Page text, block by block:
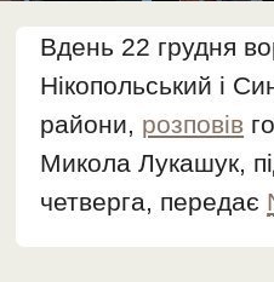
Вдень 22 грудня
Нікопольський і
райони, розповів
Микола Лукашук,
четверга, передає